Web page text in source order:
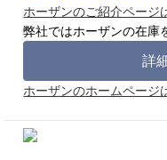
ホーザンのご紹介ページ
弊社ではホーザンの在庫
詳
ホーザンのホームページ